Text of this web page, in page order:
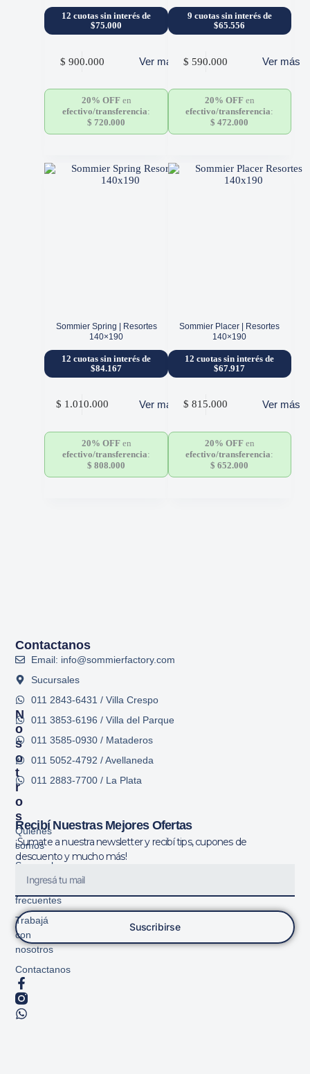
12 cuotas sin interés de
$75.000
$ 900.000 Ver más
20% OFFen
efectivo/transferencia:
$ 720.000
9 cuotas sin interés de
$65.556
$ 590.000 Ver más
20% OFFen
efectivo/transferencia:
$ 472.000
Sommier Spring | Resortes
140×190
12 cuotas sin interés de
$84.167
$ 1.010.000 Ver más
20% OFFen
efectivo/transferencia:
$ 808.000
Sommier Placer | Resortes
140×190
12 cuotas sin interés de
$67.917
$ 815.000 Ver más
20% OFFen
efectivo/transferencia:
$ 652.000
N
O
S
O
T
R
O
S
Quiénes
somos
Sucursales
Preguntas
frecuentes
Trabajá
con
nosotros
Contactanos
Contactanos
Email: info@sommierfactory.com
Sucursales
011 2843-6431 / Villa Crespo
011 3853-6196 / Villa del Parque
011 3585-0930 / Mataderos
011 5052-4792 / Avellaneda
011 2883-7700 / La Plata
Recibí Nuestras Mejores Ofertas
¡Sumate a nuestra newsletter y recibí tips, cupones de
descuento y mucho más!
Suscribirse